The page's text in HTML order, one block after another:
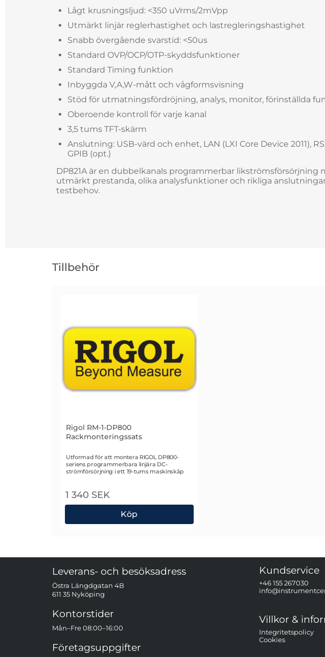
Lågt krusningsljud: <350 uVrms/2mVpp
Utmärkt linjär reglerhastighet och lastregleringshastighet
Snabb övergående svarstid: <50us
Standard OVP/OCP/OTP-skyddsfunktioner
Standard Timing funktion
Inbyggda V,A,W-mått och vågformsvisning
Stöd för utmatningsfördröjning, analys, monitor, förinställda
Oberoende kontroll för varje kanal
3,5 tums TFT-skärm
Anslutning: USB-värd och enhet, LAN (LXI Core Device 2011),
GPIB (opt.)
DP821A är en dubbelkanals programmerbar likströmsförsörjning
utmärkt prestanda, olika analysfunktioner och rikliga
testbehov.
Tillbehör
Rigol RM-1-DP800
Rackmonteringssats
Art. nr 2574
Utformad för att montera RIGOL DP800-
seriens programmerbara linjära DC-
strömförsörjning i ett 19-tums maskinskåp
1 340 SEK
Köp
Rigol RM-1-DP800 Rackmonteringssats
Sidfot Blandad info och länkar
Leverans- och besöksadress
Östra Längdgatan 4B
611 35 Nyköping
Kontorstider
Mån–Fre 08:00–16:00
Företagsuppgifter
Kundservice
+46 155 267030
Villkor &
Integritetspolicy
Cookies